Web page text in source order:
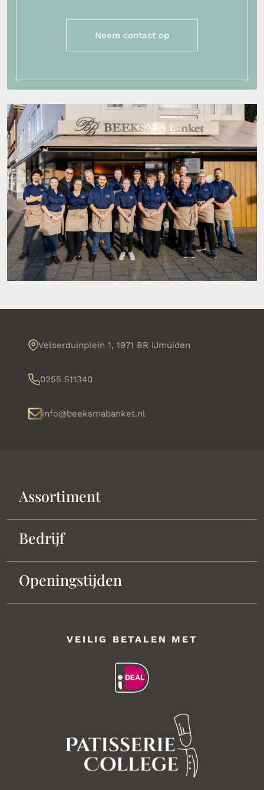
Neem contact op
Velserduinplein 1, 1971 BR IJmuiden
0255 511340
info@beeksmabanket.nl
Assortiment
Bedrijf
Openingstijden
VEILIG BETALEN MET